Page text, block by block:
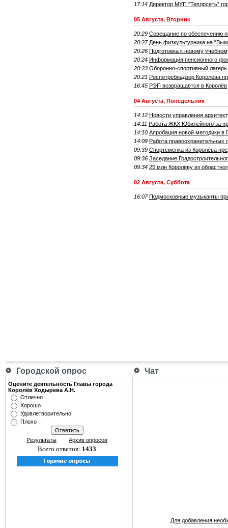
17:14 Директор МУП "Теплосеть"
05 Августа, Вторник
20:29 Совещание по обеспечению
20:27 День физкультурника на
20:26 Подготовка к новому
20:24 Информация пенсионного
20:23 Оборонно-спортивный
20:21 Роспотребнадзор Королёва
16:45 РЭП возвращается в Королёв
04 Августа, Понедельник
14:12 Новости управления
14:11 Работа ЖКХ Юбилейного за
14:10 Апробация новой методики
14:09 Работа правоохранительных
09:39 Спортсменка из Королёва
09:36 Заседание
09:34 25 млн Королёву из
02 Августа, Суббота
16:07 Подмосковные музыканты
Городской опрос Чат
Оцените деятельность Главы города
Королёв Ходырева А.Н.
Отлично
Хорошо
Удовлетворительно
Плохо
Результаты Архив опросов
Всего ответов: 1433
Для добавления